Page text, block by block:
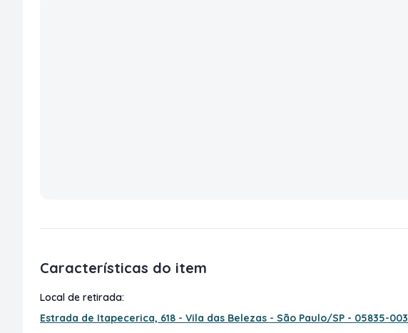
Características do item
Local de retirada:
Estrada de Itapecerica, 618 - Vila das Belezas - São Paulo/SP - 05835-003